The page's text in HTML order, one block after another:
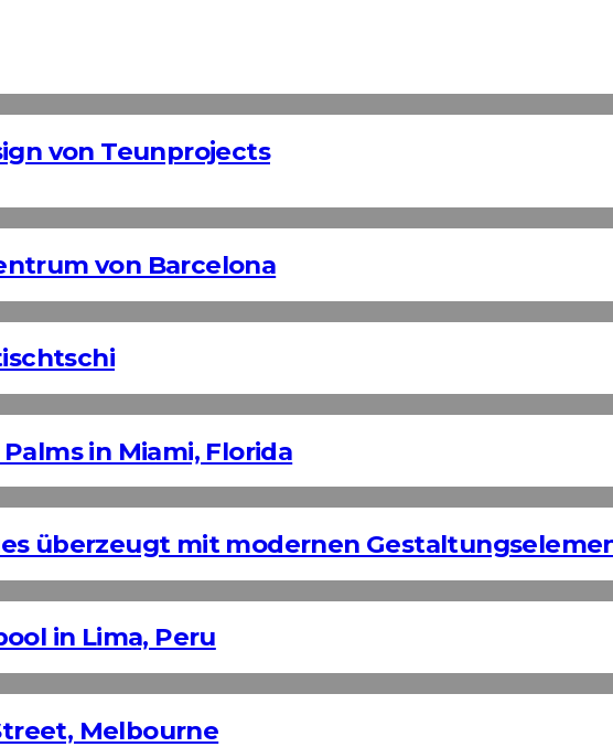
von Teunprojects
von Barcelona
in Miami, Florida
überzeugt mit modernen
in Lima, Peru
Melbourne